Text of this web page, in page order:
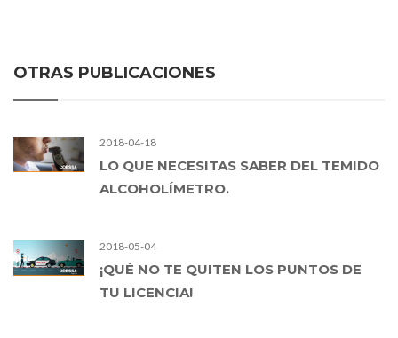
OTRAS PUBLICACIONES
2018-04-18
LO QUE NECESITAS SABER DEL TEMIDO
ALCOHOLÍMETRO.
2018-05-04
¡QUÉ NO TE QUITEN LOS PUNTOS DE
TU LICENCIA!